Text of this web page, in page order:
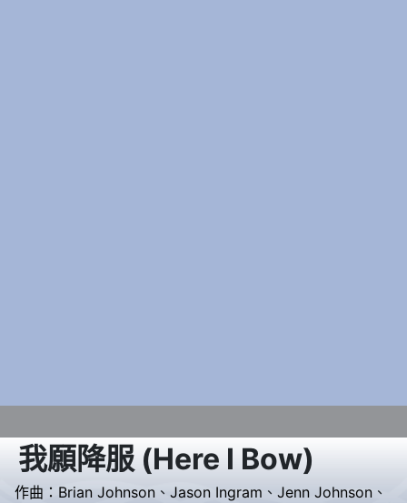
我願降服(Here I Bow)
作曲： Brian Johnson 、 Jason Ingram 、 Jenn Johnson 、